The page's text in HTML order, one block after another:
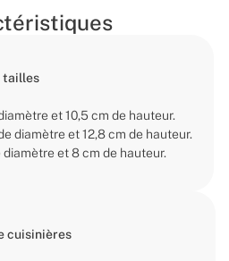
tailles
et 10,5 cm de hauteur.
diamètre et 12,8 cm de hauteur.
diamètre et 8 cm de hauteur.
cuisinières